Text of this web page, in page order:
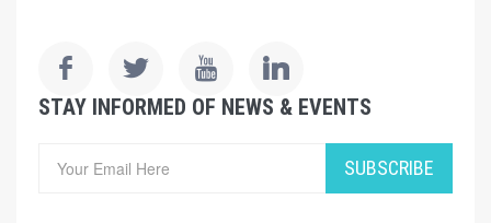
STAY INFORMED OF NEWS & EVENTS
SUBSCRIBE